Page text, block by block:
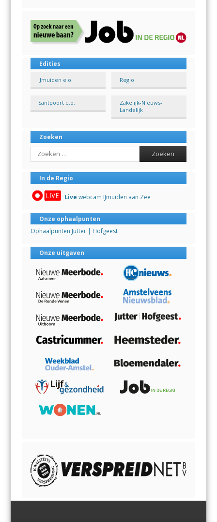
Edities
IJmuiden e.o. Regio
Santpoort e.o.
Zakelijk-Nieuws-
Landelijk
Zoeken
Search
In de Regio
Live webcam IJmuiden aan Zee
Onze ophaalpunten
Ophaalpunten Jutter | Hofgeest
Onze uitgaven